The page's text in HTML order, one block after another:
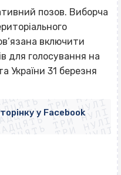
позов. Виборча
включити
для голосування на
України 31 березня
ТРИ НУЛІ
ТРИ НУЛІ
ТРИ НУЛІ
ТРИ НУЛІ
ТРИ НУЛІ
ТРИ НУЛІ
ТРИ НУЛІ
ТРИ НУЛІ
у Facebook